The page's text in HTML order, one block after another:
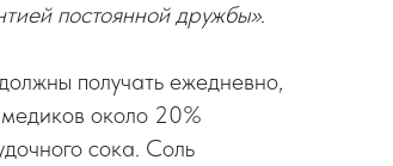
постоянной дружбы».
получать ежедневно,
около 20%
сока. Соль